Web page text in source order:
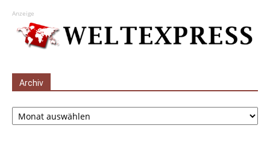
Anzeige
Archiv
Archiv